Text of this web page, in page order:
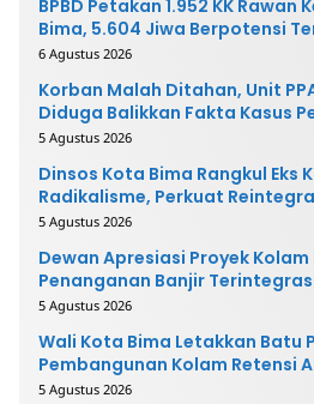
BPBD Petakan 1.952 KK Rawan
Bima, 5.604 Jiwa Berpotensi
6 Agustus 2026
Korban Malah Ditahan, Unit
Diduga Balikkan Fakta Kasus
5 Agustus 2026
Dinsos Kota Bima Rangkul Eks
Radikalisme, Perkuat
5 Agustus 2026
Dewan Apresiasi Proyek
Penanganan Banjir
5 Agustus 2026
Wali Kota Bima Letakkan Batu
Pembangunan Kolam Retensi
5 Agustus 2026